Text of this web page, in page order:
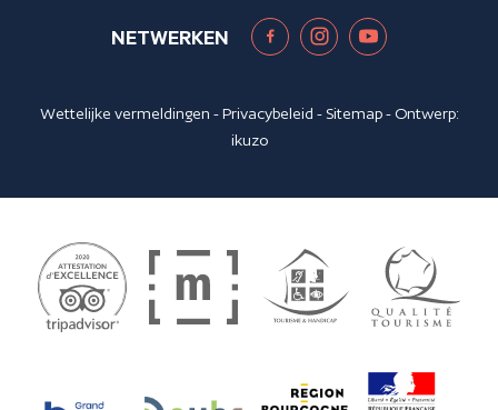
NETWERKEN
Wettelijke vermeldingen -Privacybeleid - Sitemap- Ontwerp:
ikuzo